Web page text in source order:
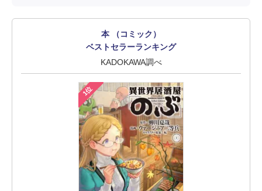
本 （コミック）
ベストセラーランキング
KADOKAWA調べ
1位